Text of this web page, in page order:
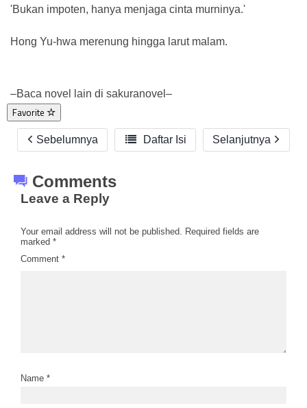
'Bukan impoten, hanya menjaga cinta murninya.'
Hong Yu-hwa merenung hingga larut malam.
–Baca novel lain di sakuranovel–
Favorite
Sebelumnya  Daftar Isi Selanjutnya
Comments
Leave a Reply
Your email address will not be published. Required fields are
marked *
Comment *
Name *